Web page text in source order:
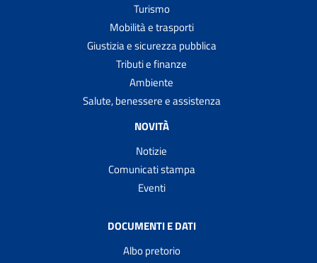
Turismo
Mobilità e trasporti
Giustizia e sicurezza pubblica
Tributi e finanze
Ambiente
Salute, benessere e assistenza
NOVITÀ
Notizie
Comunicati stampa
Eventi
DOCUMENTI E DATI
Albo pretorio